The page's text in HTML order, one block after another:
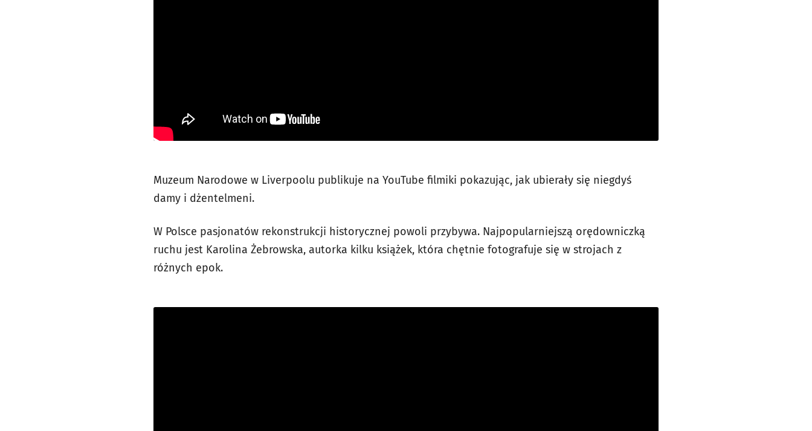
Muzeum Narodowe w Liverpoolu publikuje na YouTube filmiki pokazując, jak ubierały się niegdyś
damy i dżentelmeni.
W Polsce pasjonatów rekonstrukcji historycznej powoli przybywa. Najpopularniejszą orędowniczką
ruchu jest Karolina Żebrowska, autorka kilku książek, która chętnie fotografuje się w strojach z
różnych epok.